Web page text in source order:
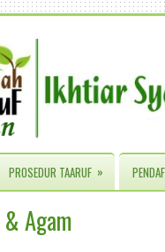
PROSEDUR TAARUF »
Agam